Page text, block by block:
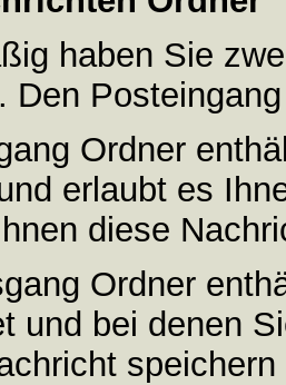
haben Sie
Den
Ordner
erlaubt es
diese
Ordner
und bei denen